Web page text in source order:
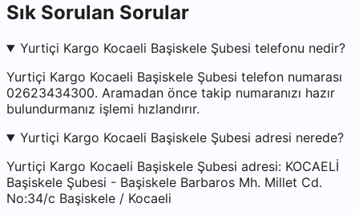
Sık Sorulan Sorular
Yurtiçi Kargo Kocaeli Başiskele Şubesi telefonu nedir?
Yurtiçi Kargo Kocaeli Başiskele Şubesi telefon numarası
02623434300. Aramadan önce takip numaranızı hazır
bulundurmanız işlemi hızlandırır.
Yurtiçi Kargo Kocaeli Başiskele Şubesi adresi nerede?
Yurtiçi Kargo Kocaeli Başiskele Şubesi adresi: KOCAELİ
Başiskele Şubesi - Başiskele Barbaros Mh. Millet Cd.
No:34/c Başiskele / Kocaeli